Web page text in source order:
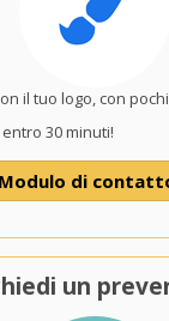
il tuo logo, con
30 minuti!
Modulo di
un